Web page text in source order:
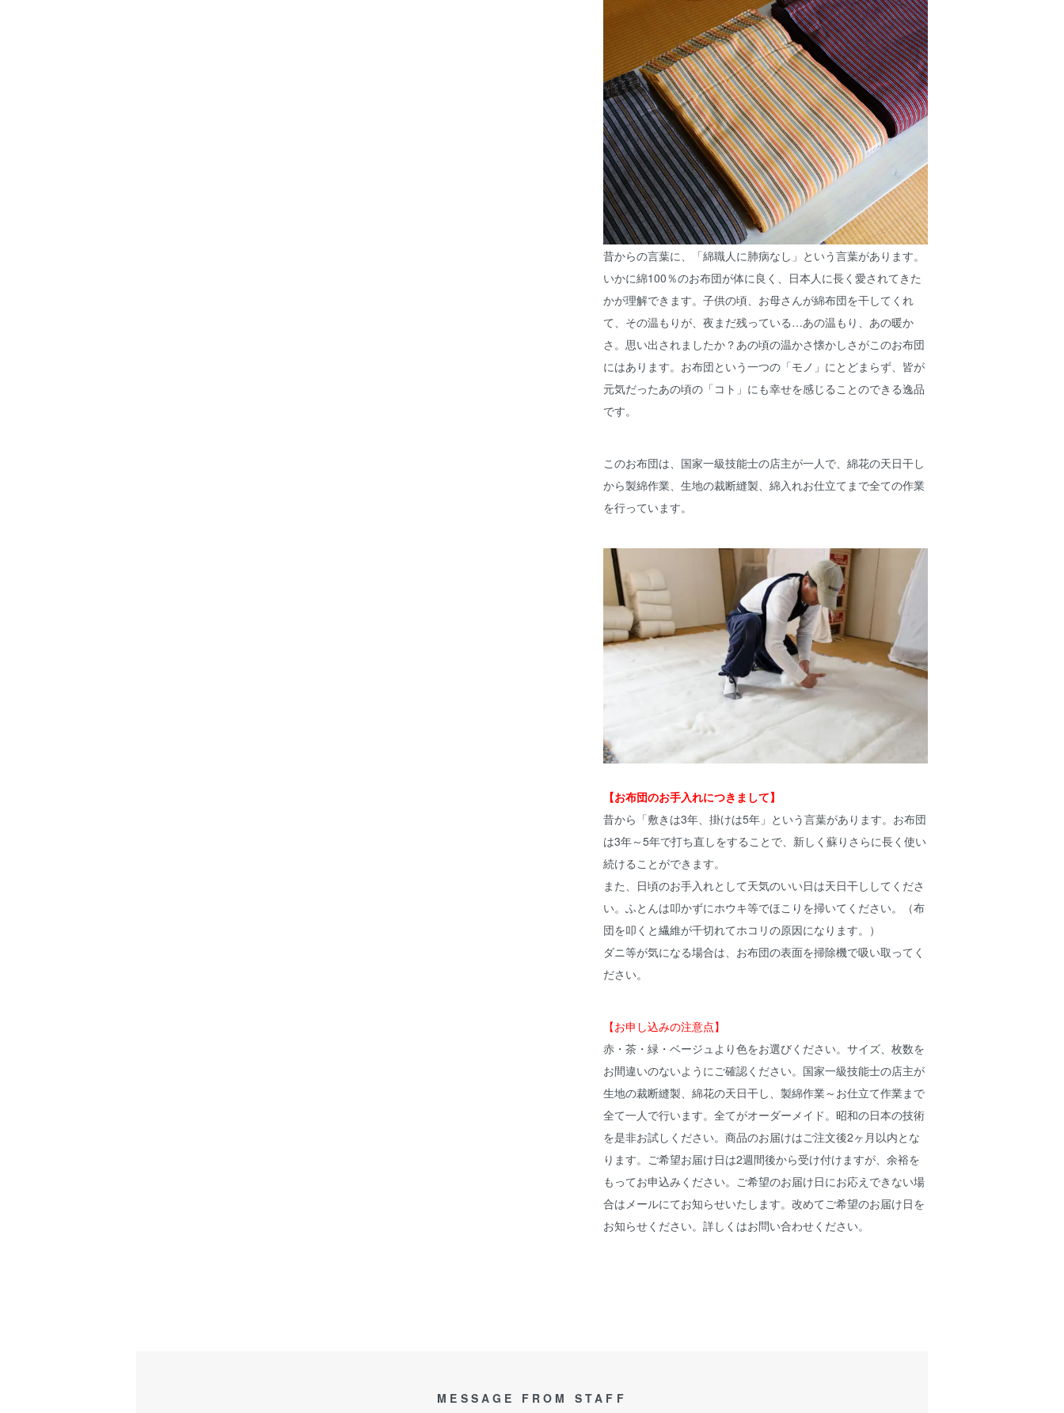
昔からの言葉に、「綿職人に肺病なし」という言葉があります。
いかに綿100％のお布団が体に良く、日本人に長く愛されてきた
かが理解できます。子供の頃、お母さんが綿布団を干してくれ
て、その温もりが、夜まだ残っている…あの温もり、あの暖か
さ。思い出されましたか？あの頃の温かさ懐かしさがこのお布団
にはあります。お布団という一つの「モノ」にとどまらず、皆が
元気だったあの頃の「コト」にも幸せを感じることのできる逸品
です。
このお布団は、国家一級技能士の店主が一人で、綿花の天日干し
から製綿作業、生地の裁断縫製、綿入れお仕立てまで全ての作業
を行っています。
【お布団のお手入れにつきまして】
昔から「敷きは3年、掛けは5年」という言葉があります。お布団
は3年～5年で打ち直しをすることで、新しく蘇りさらに長く使い
続けることができます。
また、日頃のお手入れとして天気のいい日は天日干ししてくださ
い。ふとんは叩かずにホウキ等でほこりを掃いてください。（布
団を叩くと繊維が千切れてホコリの原因になります。）
ダニ等が気になる場合は、お布団の表面を掃除機で吸い取ってく
ださい。
【お申し込みの注意点】
赤・茶・緑・ベージュより色をお選びください。サイズ、枚数を
お間違いのないようにご確認ください。国家一級技能士の店主が
生地の裁断縫製、綿花の天日干し、製綿作業～お仕立て作業まで
全て一人で行います。全てがオーダーメイド。昭和の日本の技術
を是非お試しください。商品のお届けはご注文後2ヶ月以内とな
ります。ご希望お届け日は2週間後から受け付けますが、余裕を
もってお申込みください。ご希望のお届け日にお応えできない場
合はメールにてお知らせいたします。改めてご希望のお届け日を
お知らせください。詳しくはお問い合わせください。
MESSAGE FROM STAFF